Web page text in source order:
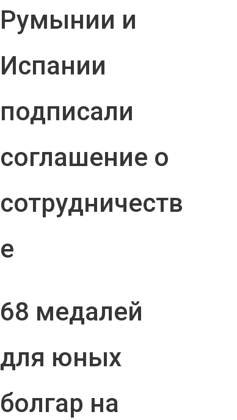
Румынии и
Испании
подписали
соглашение о
сотрудничеств
е
68 медалей
для юных
болгар на